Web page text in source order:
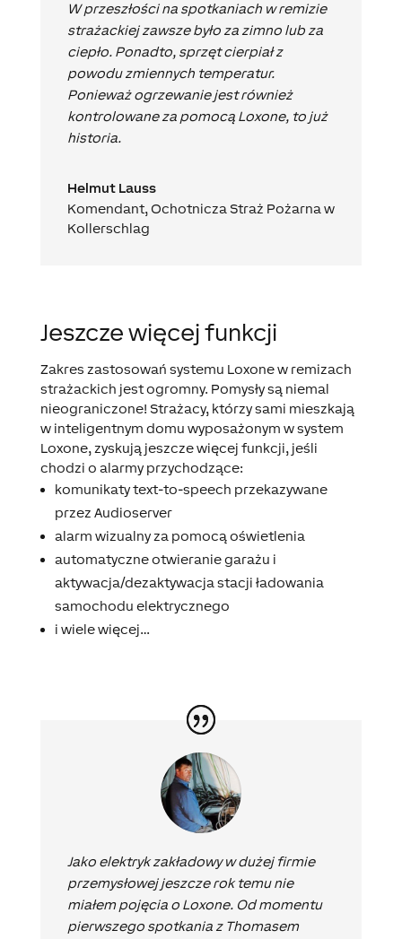
W przeszłości na spotkaniach w remizie
strażackiej zawsze było za zimno lub za
ciepło. Ponadto, sprzęt cierpiał z
powodu zmiennych temperatur.
Ponieważ ogrzewanie jest również
kontrolowane za pomocą Loxone, to już
historia.
Helmut Lauss
Komendant, Ochotnicza Straż Pożarna w
Kollerschlag
Jeszcze więcej funkcji
Zakres zastosowań systemu Loxone w remizach
strażackich jest ogromny. Pomysły są niemal
nieograniczone! Strażacy, którzy sami mieszkają
w inteligentnym domu wyposażonym w system
Loxone, zyskują jeszcze więcej funkcji, jeśli
chodzi o alarmy przychodzące:
komunikaty text-to-speech przekazywane
przez Audioserver
alarm wizualny za pomocą oświetlenia
automatyczne otwieranie garażu i
aktywacja/dezaktywacja stacji ładowania
samochodu elektrycznego
i wiele więcej…
Jako elektryk zakładowy w dużej firmie
przemysłowej jeszcze rok temu nie
miałem pojęcia o Loxone. Od momentu
pierwszego spotkania z Thomasem